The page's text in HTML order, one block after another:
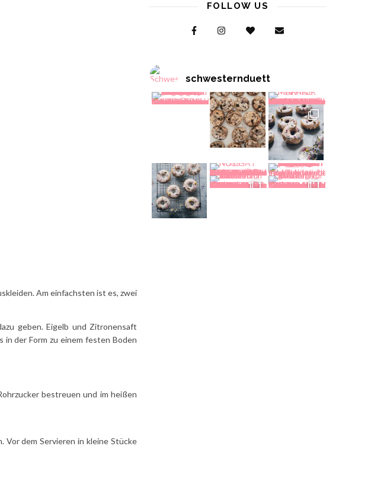
Am einfachsten ist es, zwei
geben. Eigelb und Zitronensaft
der Form zu einem festen Boden
bestreuen und im heißen
Vor dem Servieren in kleine Stücke
FOLLOW US
schwesternduett